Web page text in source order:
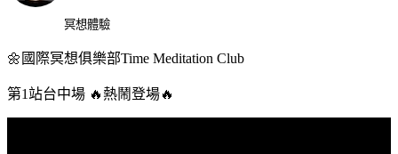
冥想體驗
🌼國際冥想俱樂部Time Meditation Club
第1站台中場 🔥熱鬧登場🔥